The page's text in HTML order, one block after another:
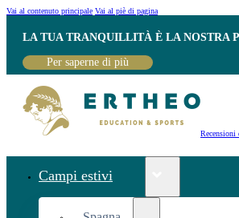
Vai al contenuto principale Vai al piè di pagina
LA TUA TRANQUILLITÀ È LA NOSTRA
Per saperne di più
Recensioni
Campi estivi